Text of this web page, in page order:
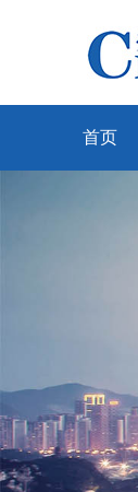
首页